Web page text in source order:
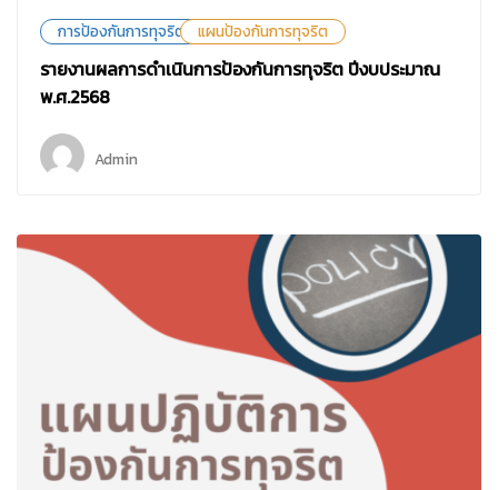
การป้องกันการทุจริต แผนป้องกันการทุจริต
รายงานผลการดำเนินการป้องกันการทุจริต ปีงบประมาณ
พ.ศ.2568
Admin